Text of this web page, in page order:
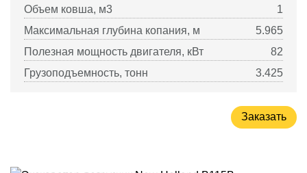
Объем ковша, м3
1
Максимальная глубина копания, м
5.965
Полезная мощность двигателя, кВт
82
Грузоподъемность, тонн
3.425
Заказать